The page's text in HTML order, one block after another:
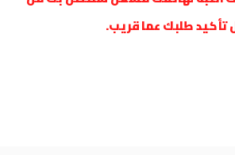
تأكيد طلبك عما قريب.